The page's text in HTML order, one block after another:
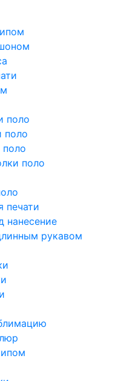
поло
поло
поло
поло
печати
нанесение
рукавом